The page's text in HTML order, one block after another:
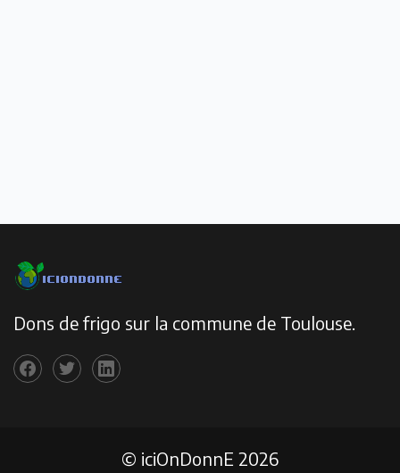
Dons de frigo sur la commune de Toulouse.
© iciOnDonnE 2026